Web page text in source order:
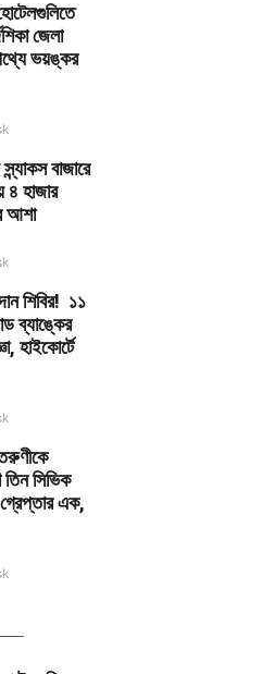
জেলা
ভয়ঙ্কর
বাজারে
৪ হাজার
আশা
শিবির! ১১
ব্যাঙ্কের
হাইকোর্টে
তিন সিভিক
গ্রেপ্তার এক,